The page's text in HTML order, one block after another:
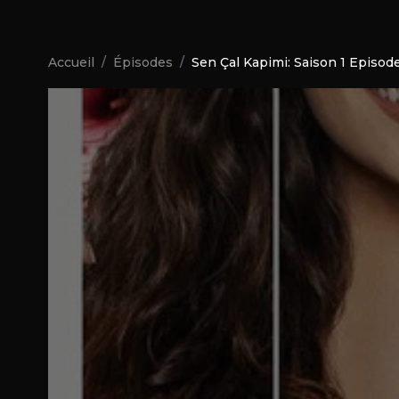
Accueil Épisodes Sen Çal Kapimi: Saison 1